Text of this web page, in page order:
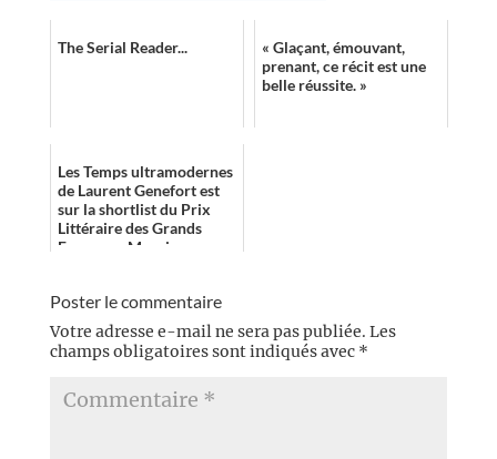
The Serial Reader...
« Glaçant, émouvant,
prenant, ce récit est une
belle réussite. »
Les Temps ultramodernes
de Laurent Genefort est
sur la shortlist du Prix
Littéraire des Grands
Espaces – Maurice
Poster le commentaire
Votre adresse e-mail ne sera pas publiée. Les
champs obligatoires sont indiqués avec *